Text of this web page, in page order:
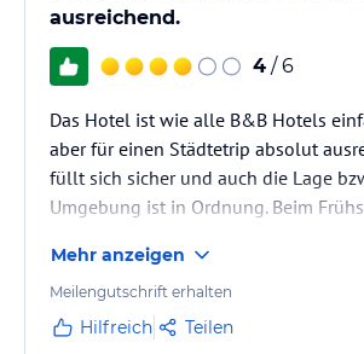
ausreichend.
4 / 6
Das Hotel ist wie alle B&B Hotels
aber für einen Städtetrip absolut
füllt sich sicher und auch die Lage
Umgebung ist in Ordnung. Beim
Mehr anzeigen
Meilengutschrift erhalten
Hilfreich Teilen